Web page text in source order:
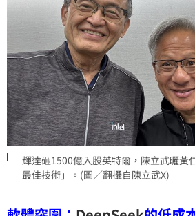
輝達砸1500億入股英特爾，陳立武曬黃
最佳技術」。(圖／翻攝自陳立武X)